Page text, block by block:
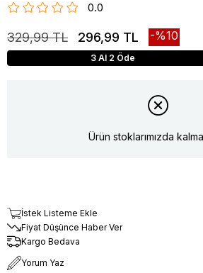
0.0
329,99 TL 296,99 TL 10
3 Al 2 Öde
Ürün stoklarımızda
İstek Listeme Ekle
Fiyat Düşünce Haber Ver
Kargo Bedava
Yorum Yaz